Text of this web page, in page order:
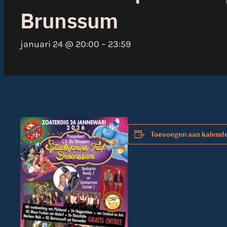
Brunssum
januari 24 @ 20:00 – 23:59
Toevoegen aan